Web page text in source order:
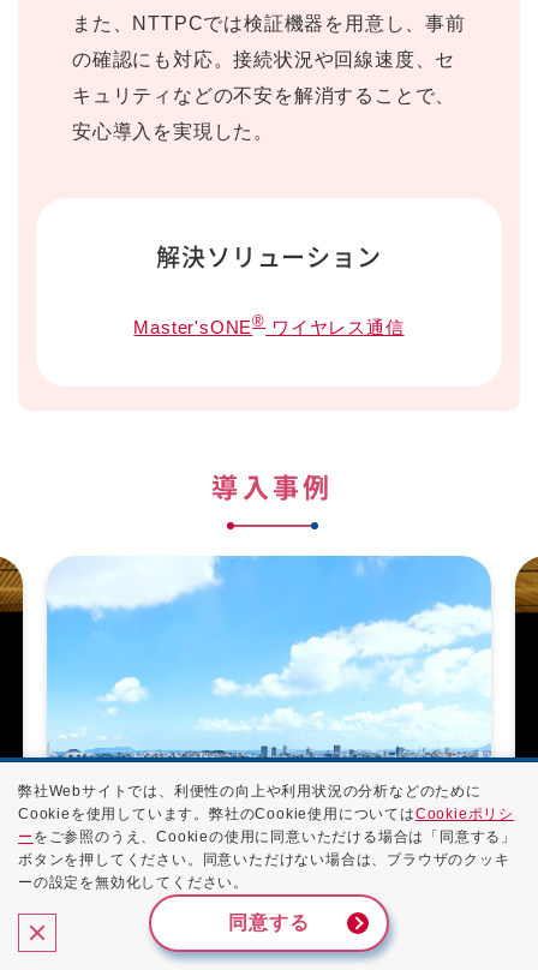
また、NTTPCでは検証機器を用意し、事前
の確認にも対応。接続状況や回線速度、セ
キュリティなどの不安を解消することで、
安心導入を実現した。
解決ソリューション
Master'sONE®ワイヤレス通信
導入事例
自治体向けの双方向情報配信システム
「@InfoCanal」専用戸別受信機に
NTTPCのモバイルM2M「InfoSphere®
弊社Webサイトでは、利便性の向上や利用状況の分析などのために
Cookieを使用しています。弊社のCookie使用についてはCookieポリシ
ー をご参照のうえ、Cookieの使用に同意いただける場合は「同意する」
ボタンを押してください。同意いただけない場合は、ブラウザのクッキ
ーの設定を無効化してください。
同意する